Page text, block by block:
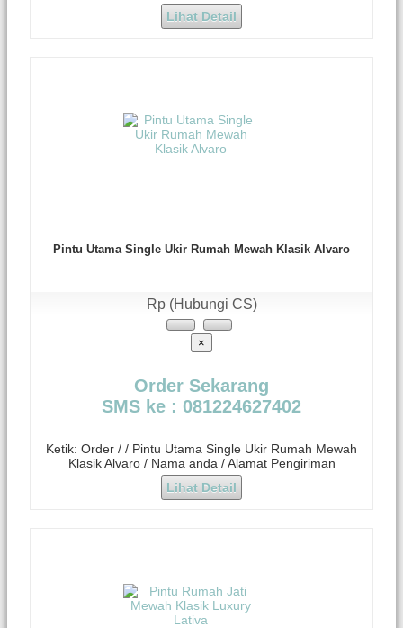
Lihat Detail
Pintu Utama Single Ukir Rumah Mewah Klasik Alvaro
Rp (Hubungi CS)
×
Order Sekarang
SMS ke : 081224627402
Ketik: Order / / Pintu Utama Single Ukir Rumah Mewah
Klasik Alvaro / Nama anda / Alamat Pengiriman
Lihat Detail